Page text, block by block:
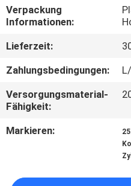
TRETEN
SIE
MIT
UNS
Verpackung
Informationen:
Lieferzeit:
Zahlungsbedingungen:
Versorgungsmaterial-
Fähigkeit:
Markieren: